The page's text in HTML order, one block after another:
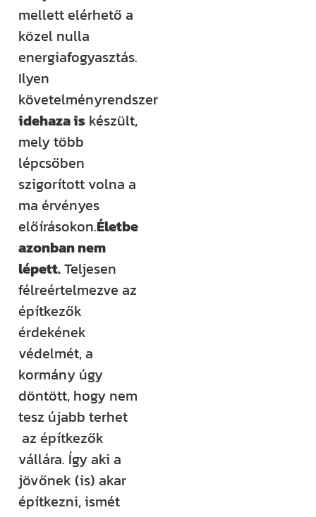
mellett elérhető a
közel nulla
energiafogyasztás.
Ilyen
követelményrendszer
idehaza is készült,
mely több
lépcsőben
szigorított volna a
ma érvényes
előírásokon.Életbe
azonban nem
lépett.Teljesen
félreértelmezve az
építkezők
érdekének
védelmét, a
kormány úgy
döntött, hogy nem
tesz újabb terhet
az építkezők
vállára. Így aki a
jövőnek (is) akar
építkezni, ismét